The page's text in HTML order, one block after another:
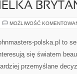
MOŻLIWOŚĆ
polska.pl to
się światem
przemyślane